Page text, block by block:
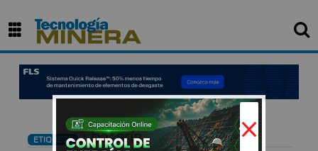
ETIQUETA : batería ×